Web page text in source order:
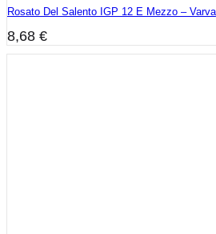
Rosato Del Salento IGP 12 E Mezzo –
8,68 €